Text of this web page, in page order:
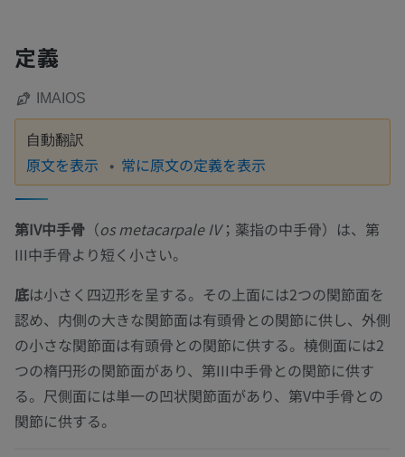
定義
IMAIOS
自動翻訳
原文を表示 常に原文の定義を表示
第IV中手骨 （os metacarpale IV；薬指の中手骨）は、第
III中手骨より短く小さい。
底は小さく四辺形を呈する。その上面には2つの関節面を
認め、内側の大きな関節面は有頭骨との関節に供し、外側
の小さな関節面は有頭骨との関節に供する。橈側面には2
つの楕円形の関節面があり、第III中手骨との関節に供す
る。尺側面には単一の凹状関節面があり、第V中手骨との
関節に供する。